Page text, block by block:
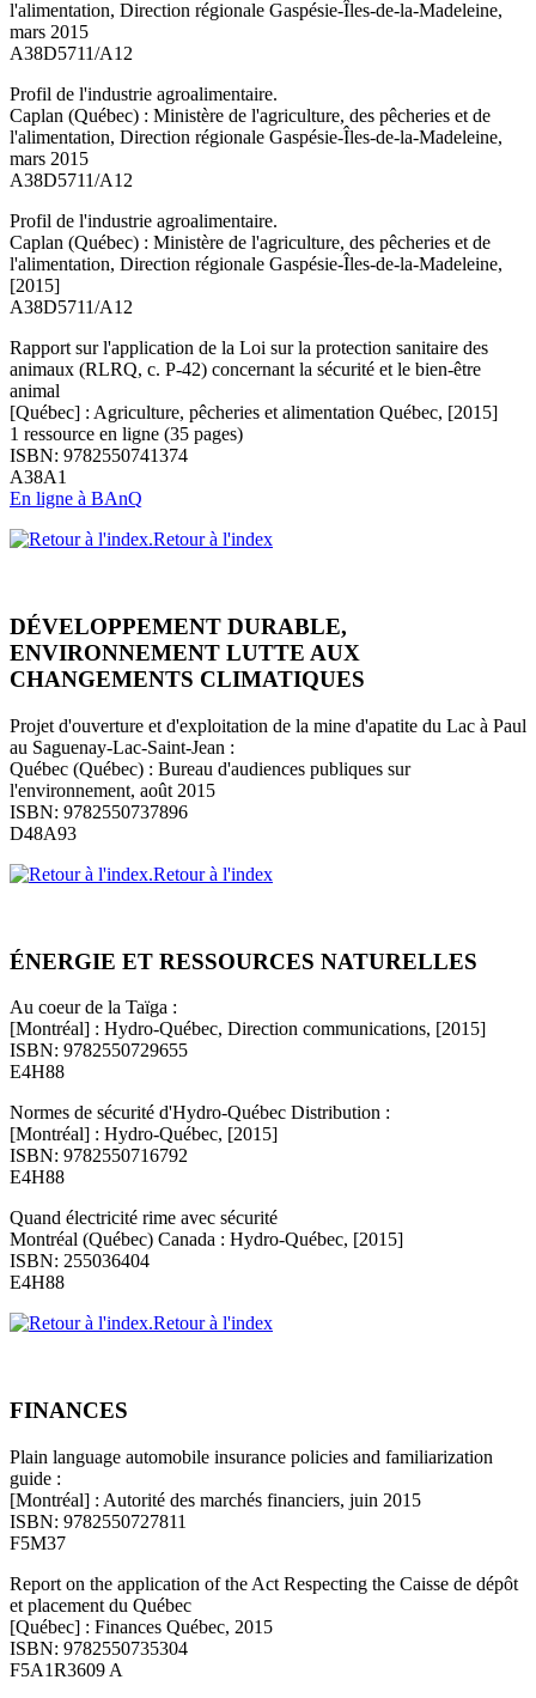
l'alimentation, Direction régionale Gaspésie-Îles-de-la-Madeleine,
mars 2015
A38D5711/A12
Profil de l'industrie agroalimentaire.
Caplan (Québec) : Ministère de l'agriculture, des pêcheries et de
l'alimentation, Direction régionale Gaspésie-Îles-de-la-Madeleine,
mars 2015
A38D5711/A12
Profil de l'industrie agroalimentaire.
Caplan (Québec) : Ministère de l'agriculture, des pêcheries et de
l'alimentation, Direction régionale Gaspésie-Îles-de-la-Madeleine,
[2015]
A38D5711/A12
Rapport sur l'application de la Loi sur la protection sanitaire des
animaux (RLRQ, c. P-42) concernant la sécurité et le bien-être
animal
[Québec] : Agriculture, pêcheries et alimentation Québec, [2015]
1 ressource en ligne (35 pages)
ISBN: 9782550741374
A38A1
En ligne à BAnQ
Retour à l'index
DÉVELOPPEMENT DURABLE,
ENVIRONNEMENT LUTTE AUX
CHANGEMENTS CLIMATIQUES
Projet d'ouverture et d'exploitation de la mine d'apatite du Lac à Paul
au Saguenay-Lac-Saint-Jean :
Québec (Québec) : Bureau d'audiences publiques sur
l'environnement, août 2015
ISBN: 9782550737896
D48A93
Retour à l'index
ÉNERGIE ET RESSOURCES NATURELLES
Au coeur de la Taïga :
[Montréal] : Hydro-Québec, Direction communications, [2015]
ISBN: 9782550729655
E4H88
Normes de sécurité d'Hydro-Québec Distribution :
[Montréal] : Hydro-Québec, [2015]
ISBN: 9782550716792
E4H88
Quand électricité rime avec sécurité
Montréal (Québec) Canada : Hydro-Québec, [2015]
ISBN: 255036404
E4H88
Retour à l'index
FINANCES
Plain language automobile insurance policies and familiarization
guide :
[Montréal] : Autorité des marchés financiers, juin 2015
ISBN: 9782550727811
F5M37
Report on the application of the Act Respecting the Caisse de dépôt
et placement du Québec
[Québec] : Finances Québec, 2015
ISBN: 9782550735304
F5A1R3609 A